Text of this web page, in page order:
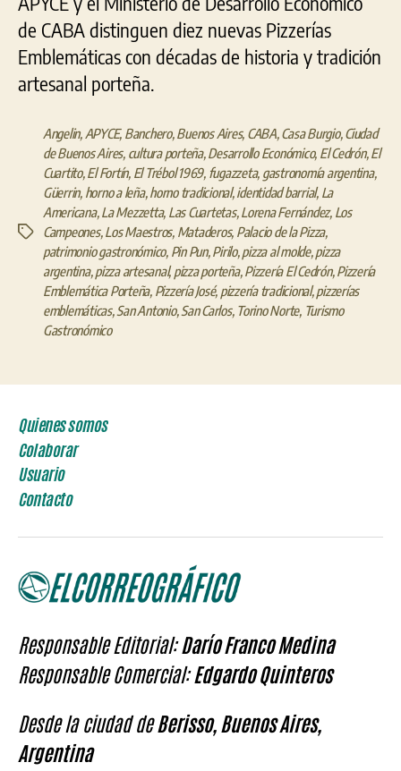
de CABA distinguen diez nuevas Pizzerías
Emblemáticas con décadas de historia y tradición
artesanal porteña.
Etiquetas
Angelin, APYCE, Banchero, Buenos Aires, CABA, Casa Burgio, Ciudad
de Buenos Aires, cultura porteña, Desarrollo Económico, El Cedrón, El
Cuartito, El Fortín, El Trébol 1969, fugazzeta, gastronomía argentina,
Güerrin, horno a leña, horno tradicional,identidad barrial, La
Americana, La Mezzetta, Las Cuartetas, Lorena Fernández, Los
Campeones, Los Maestros, Mataderos, Palacio de la Pizza,
patrimonio gastronómico, Pin Pun, Pirilo, pizza al molde, pizza
argentina, pizza artesanal,pizza porteña, Pizzería El Cedrón, Pizzería
Emblemática Porteña, Pizzería José, pizzería tradicional,pizzerías
emblemáticas, San Antonio, San Carlos, Torino Norte, Turismo
Gastronómico
Quienes somos
Colaborar
Usuario
Contacto
Responsable Editorial:Darío Franco Medina
Responsable Comercial:Edgardo Quinteros
Desde la ciudad deBerisso, Buenos Aires,
Argentina